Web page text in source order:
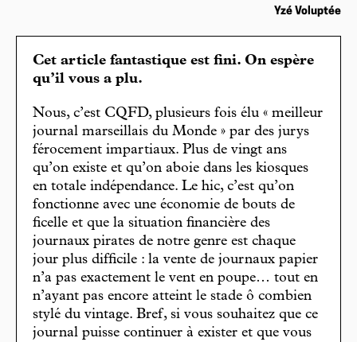
Yzé Voluptée
Cet article fantastique est fini. On espère
qu’il vous a plu.
Nous, c’est CQFD, plusieurs fois élu « meilleur
journal marseillais du Monde » par des jurys
férocement impartiaux. Plus de vingt ans
qu’on existe et qu’on aboie dans les kiosques
en totale indépendance. Le hic, c’est qu’on
fonctionne avec une économie de bouts de
ficelle et que la situation financière des
journaux pirates de notre genre est chaque
jour plus difficile : la vente de journaux papier
n’a pas exactement le vent en poupe… tout en
n’ayant pas encore atteint le stade ô combien
stylé du vintage. Bref, si vous souhaitez que ce
journal puisse continuer à exister et que vous